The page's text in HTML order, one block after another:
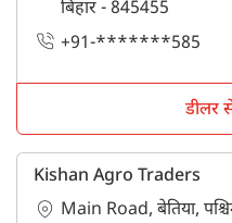
बिहार - 845455
+91-*******585
डीलर
Kishan Agro Traders
Main Road, बेतिया,